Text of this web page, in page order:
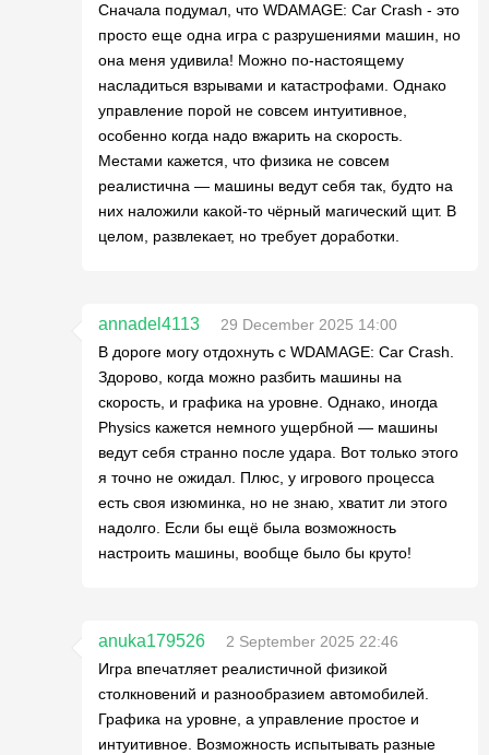
Сначала подумал, что WDAMAGE: Car Crash - это
просто еще одна игра с разрушениями машин, но
она меня удивила! Можно по-настоящему
насладиться взрывами и катастрофами. Однако
управление порой не совсем интуитивное,
особенно когда надо вжарить на скорость.
Местами кажется, что физика не совсем
реалистична — машины ведут себя так, будто на
них наложили какой-то чёрный магический щит. В
целом, развлекает, но требует доработки.
annadel4113
29 December 2025 14:00
В дороге могу отдохнуть с WDAMAGE: Car Crash.
Здорово, когда можно разбить машины на
скорость, и графика на уровне. Однако, иногда
Physics кажется немного ущербной — машины
ведут себя странно после удара. Вот только этого
я точно не ожидал. Плюс, у игрового процесса
есть своя изюминка, но не знаю, хватит ли этого
надолго. Если бы ещё была возможность
настроить машины, вообще было бы круто!
anuka179526
2 September 2025 22:46
Игра впечатляет реалистичной физикой
столкновений и разнообразием автомобилей.
Графика на уровне, а управление простое и
интуитивное. Возможность испытывать разные